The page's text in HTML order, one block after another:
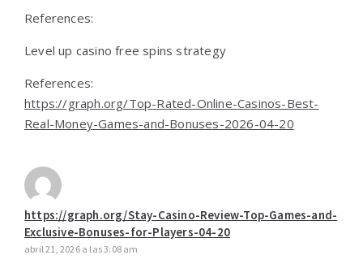
References:
Level up casino free spins strategy
References:
https://graph.org/Top-Rated-Online-Casinos-Best-
Real-Money-Games-and-Bonuses-2026-04-20
https://graph.org/Stay-Casino-Review-Top-Games-and-
Exclusive-Bonuses-for-Players-04-20
abril 21, 2026 a las 3:08 am